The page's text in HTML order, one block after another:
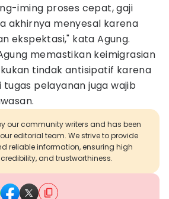
iming proses cepat, gaji
akhirnya menyesal karena
ekspektasi," kata Agung.
memastikan keimigrasian
tindak antisipatif karena
pelayanan juga wajib
our community writers and has been
editorial team. We strive to provide
reliable information, ensuring high
and trustworthiness.